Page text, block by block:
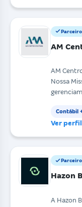
AM
AM Centro Contábil,
Nossa
Contábil
Ver perfil
Hazon
A Hazon